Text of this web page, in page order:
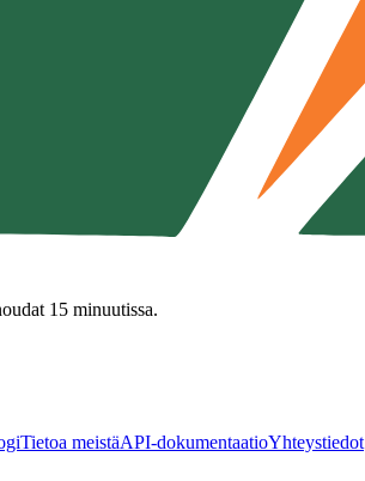
15 minuutissa.
Tietoa meistäAPI-dokumentaatioYhteystiedot